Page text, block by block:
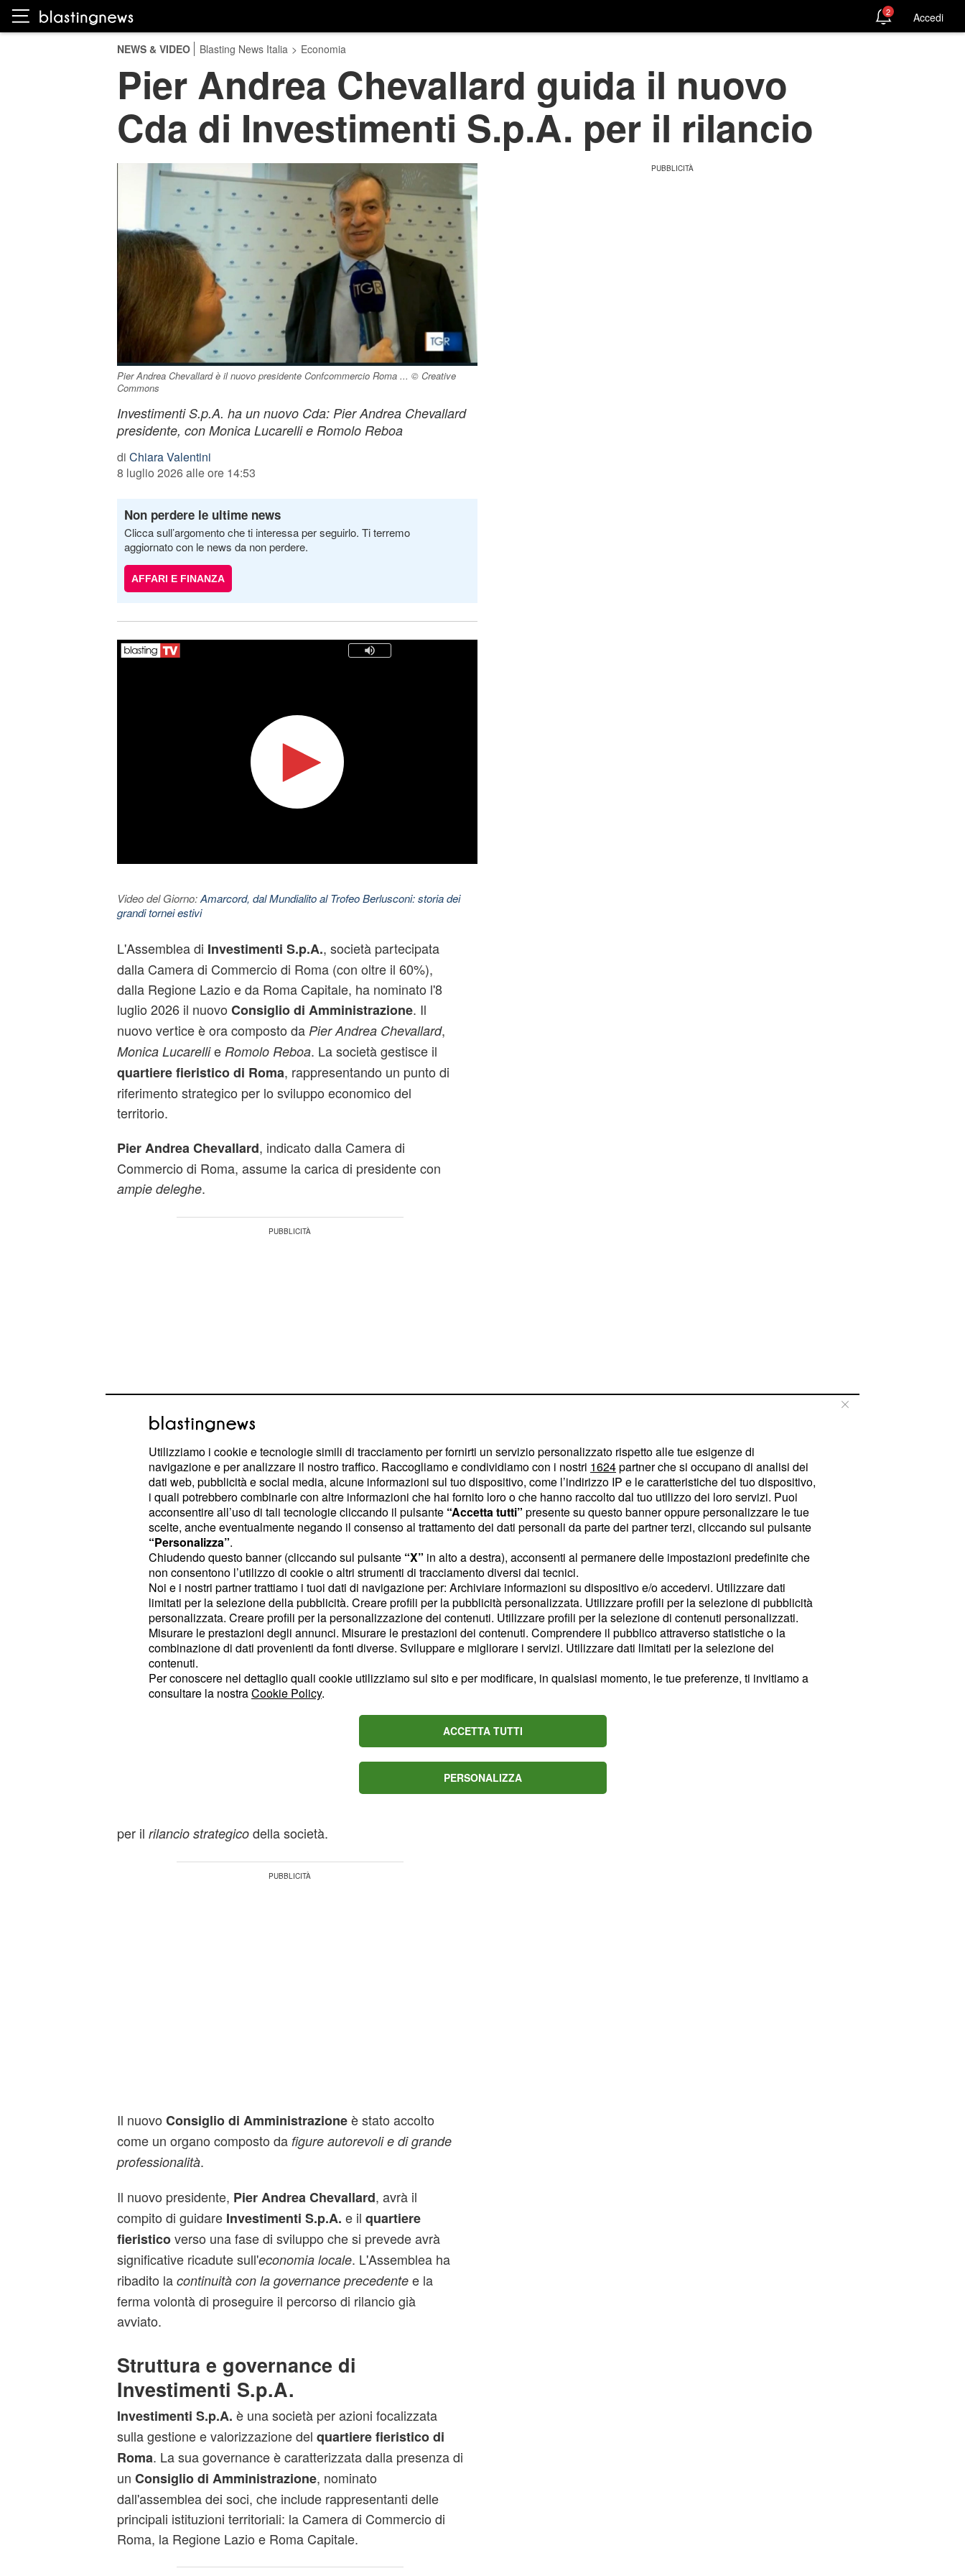
2 Accedi
NEWS & VIDEO Blasting News Italia > Economia
Pier Andrea Chevallard guida il nuovo
Cda di Investimenti S.p.A. per il rilancio
Pier Andrea Chevallard è il nuovo presidente Confcommercio Roma ... © Creative
Commons
Investimenti S.p.A. ha un nuovo Cda: Pier Andrea Chevallard
presidente, con Monica Lucarelli e Romolo Reboa
di Chiara Valentini
8 luglio 2026 alle ore 14:53
Non perdere le ultime news
Clicca sull’argomento che ti interessa per seguirlo. Ti terremo
aggiornato con le news da non perdere.
AFFARI E FINANZA
Video del Giorno:Amarcord, dal Mundialito al Trofeo Berlusconi: storia dei
grandi tornei estivi
L'Assemblea di Investimenti S.p.A., società partecipata
dalla Camera di Commercio di Roma (con oltre il 60%),
dalla Regione Lazio e da Roma Capitale, ha nominato l'8
luglio 2026 il nuovo Consiglio di Amministrazione. Il
nuovo vertice è ora composto da Pier Andrea Chevallard,
Monica Lucarellie Romolo Reboa. La società gestisce il
quartiere fieristico di Roma, rappresentando un punto di
riferimento strategico per lo sviluppo economico del
territorio.
Pier Andrea Chevallard, indicato dalla Camera di
Commercio di Roma, assume la carica di presidente con
ampie deleghe.
Monica Lucarelli e Romolo Reboa sono stati nominati
rispettivamente dalla Regione Lazio e da Roma Capitale. Il
rinnovato CdA avrà il compito di proseguire l'opera di
risanamento e rilanciodella società, un percorso avviato
negli anni precedenti da Luca Voglino, amministratore unico
uscente, al quale i soci hanno rivolto un sentito
ringraziamento per il lavoro svolto.
Il ruolo del nuovo Consiglio di
Amministrazione
Lorenzo Tagliavanti, presidente della Camera di Commercio
di Roma, ha sottolineato l'importanza dell'Assemblea,
, che vede il coinvolgimento e la
condivisione di tutti i soci istituzionali». Tagliavanti ha inoltre
riconosciuto il contributo di Luca Voglino, il cui lavoro ha
per il rilancio strategicodella società.
Il nuovo Consiglio di Amministrazioneè stato accolto
come un organo composto da figure autorevoli e di grande
professionalità.
Il nuovo presidente, Pier Andrea Chevallard, avrà il
compito di guidare Investimenti S.p.A. e il quartiere
fieristicoverso una fase di sviluppo che si prevede avrà
significative ricadute sull'economia locale. L'Assemblea ha
ribadito la continuità con la governance precedentee la
ferma volontà di proseguire il percorso di rilancio già
avviato.
Struttura e governance di
Investimenti S.p.A.
Investimenti S.p.A. è una società per azioni focalizzata
sulla gestione e valorizzazione del quartiere fieristico di
Roma. La sua governance è caratterizzata dalla presenza di
un Consiglio di Amministrazione, nominato
dall'assemblea dei soci, che include rappresentanti delle
principali istituzioni territoriali: la Camera di Commercio di
Roma, la Regione Lazio e Roma Capitale.
Utilizziamo i cookie e tecnologie simili di tracciamento per fornirti un servizio personalizzato rispetto alle tue esigenze di
navigazione e per analizzare il nostro traffico. Raccogliamo e condividiamo con i nostri 1624partner che si occupano di analisi dei
dati web, pubblicità e social media, alcune informazioni sul tuo dispositivo, come l’indirizzo IP e le caratteristiche del tuo dispositivo,
i quali potrebbero combinarle con altre informazioni che hai fornito loro o che hanno raccolto dal tuo utilizzo dei loro servizi. Puoi
acconsentire all’uso di tali tecnologie cliccando il pulsante “Accetta tutti” presente su questo banner oppure personalizzare le tue
scelte, anche eventualmente negando il consenso al trattamento dei dati personali da parte dei partner terzi, cliccando sul pulsante
“Personalizza”.
Chiudendo questo banner (cliccando sul pulsante “X” in alto a destra), acconsenti al permanere delle impostazioni predefinite che
non consentono l’utilizzo di cookie o altri strumenti di tracciamento diversi dai tecnici.
Noi e i nostri partner trattiamo i tuoi dati di navigazione per: Archiviare informazioni su dispositivo e/o accedervi. Utilizzare dati
limitati per la selezione della pubblicità. Creare profili per la pubblicità personalizzata. Utilizzare profili per la selezione di pubblicità
personalizzata. Creare profili per la personalizzazione dei contenuti. Utilizzare profili per la selezione di contenuti personalizzati.
Misurare le prestazioni degli annunci. Misurare le prestazioni dei contenuti. Comprendere il pubblico attraverso statistiche o la
combinazione di dati provenienti da fonti diverse. Sviluppare e migliorare i servizi. Utilizzare dati limitati per la selezione dei
contenuti.
Per conoscere nel dettaglio quali cookie utilizziamo sul sito e per modificare, in qualsiasi momento, le tue preferenze, ti invitiamo a
consultare la nostraCookie Policy.
ACCETTA TUTTI
PERSONALIZZA